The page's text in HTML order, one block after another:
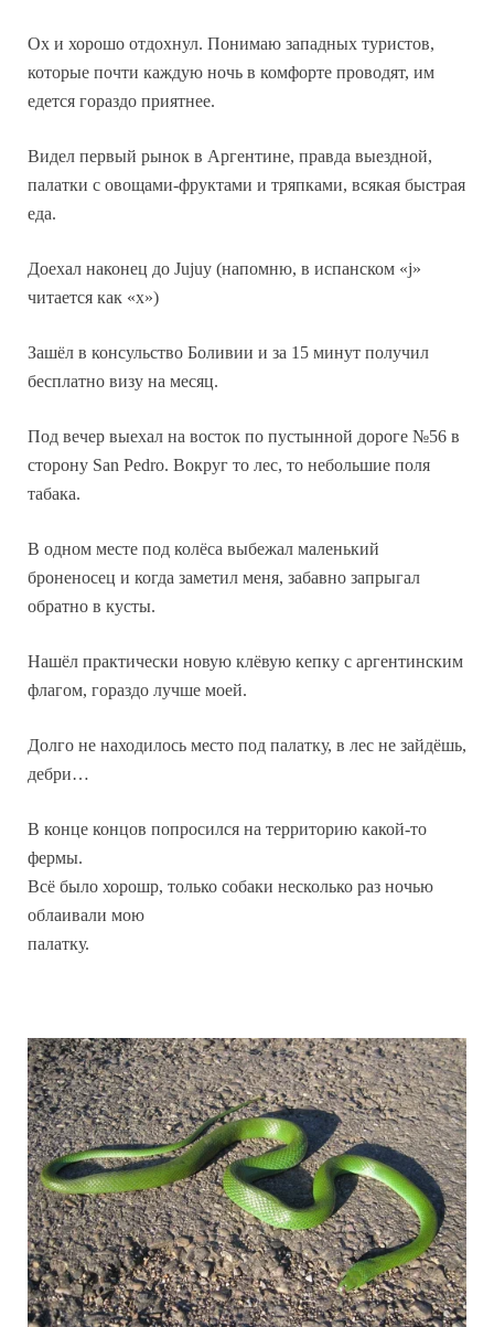
Ох и хорошо отдохнул. Понимаю западных туристов,
которые почти каждую ночь в комфорте проводят, им
едется гораздо приятнее.
Видел первый рынок в Аргентине, правда выездной,
палатки с овощами-фруктами и тряпками, всякая быстрая
еда.
Доехал наконец до Jujuy (напомню, в испанском «j»
читается как «х»)
Зашёл в консульство Боливии и за 15 минут получил
бесплатно визу на месяц.
Под вечер выехал на восток по пустынной дороге №56 в
сторону San Pedro. Вокруг то лес, то небольшие поля
табака.
В одном месте под колёса выбежал маленький
броненосец и когда заметил меня, забавно запрыгал
обратно в кусты.
Нашёл практически новую клёвую кепку с аргентинским
флагом, гораздо лучше моей.
Долго не находилось место под палатку, в лес не зайдёшь,
дебри…
В конце концов попросился на территорию какой-то
фермы.
Всё было хорошр, только собаки несколько раз ночью
облаивали мою
палатку.